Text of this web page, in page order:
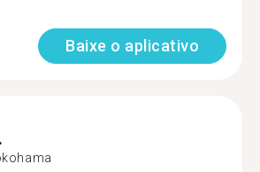
Baixe o aplicativo